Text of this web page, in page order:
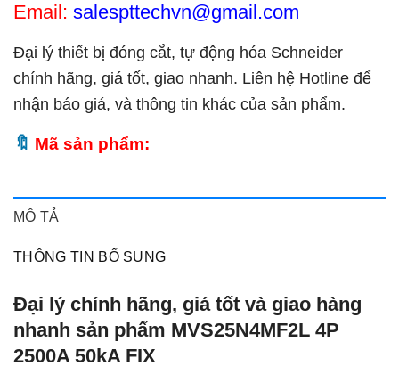
Email: salespttechvn@gmail.com
Đại lý thiết bị đóng cắt, tự động hóa Schneider
chính hãng, giá tốt, giao nhanh. Liên hệ Hotline để
nhận báo giá, và thông tin khác của sản phẩm.
Mã sản phẩm:
MÔ TẢ
THÔNG TIN BỔ SUNG
Đại lý chính hãng, giá tốt và giao hàng
nhanh sản phẩm MVS25N4MF2L 4P
2500A 50kA FIX